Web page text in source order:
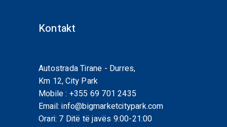
Kontakt
Autostrada Tirane - Durres,
Km 12, City Park
Mobile : +355 69 701 2435
Email:info@bigmarketcitypark.com
Orari: 7 Ditë të javës 9:00-21:00